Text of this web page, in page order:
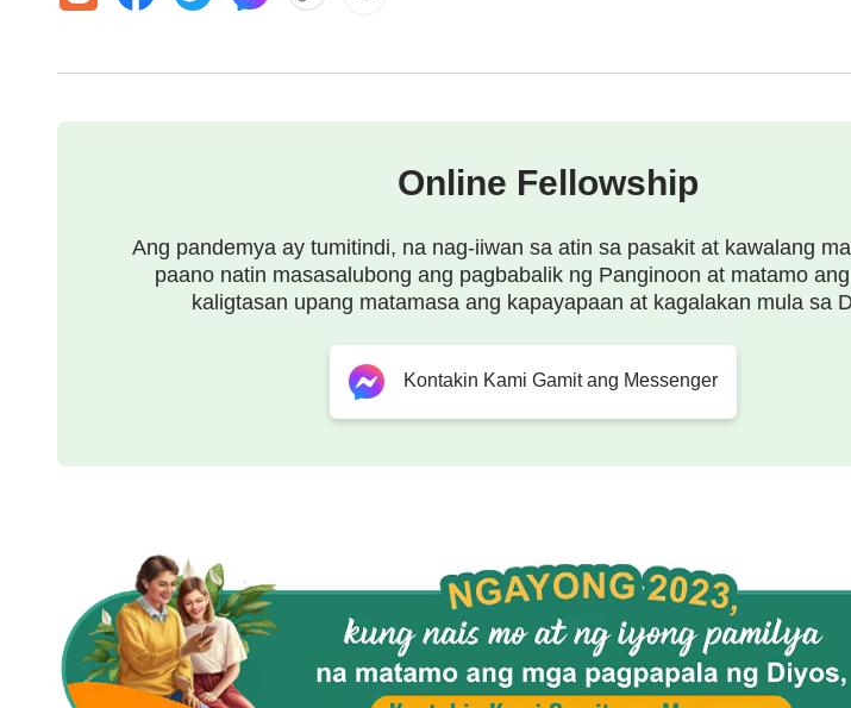
Kung Mas higit kang manalangin, mas lalo kang maaantig,
Ang gayong mga tao'y maaaring gawing perpekto
Kaya ang mga hindi nananalangin ay patay na walang espiritu.
Hindi sila maaaring maantig ng Diyos,
hindi masusunod ang gawain ng Diyos.
Online Fellowship
Ang pandemya ay tumitindi, na nag-iiwan sa atin sa pasakit at kawalang
paano natin masasalubong ang pagbabalik ng Panginoon at matamo
kaligtasan upang matamasa ang kapayapaan at kagalakan mula sa
Kontakin Kami Gamit ang Messenger